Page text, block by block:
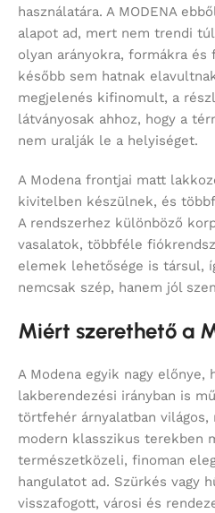
használatára. A MODENA
alapot ad, mert nem trendi
olyan arányokra, formákra
később sem hatnak
megjelenés kifinomult, a
látványosak ahhoz, hogy a
nem uralják le a helyiséget.
A Modena frontjai matt
kivitelben készülnek, és
A rendszerhez különböző
vasalatok, többféle
elemek lehetősége is társul,
nemcsak szép, hanem jól
Miért szerethető a
A Modena egyik nagy előnye,
lakberendezési irányban is
törtfehér árnyalatban világos,
modern klasszikus terekben
természetközeli, finoman
hangulatot ad. Szürkés vagy
visszafogott, városi és